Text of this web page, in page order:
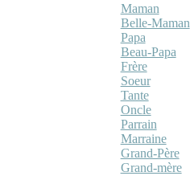
Maman
Belle-Maman
Papa
Beau-Papa
Frère
Soeur
Tante
Oncle
Parrain
Marraine
Grand-Père
Grand-mère